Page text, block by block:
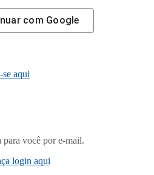
com Google
se aqui
para você por e-mail.
login aqui